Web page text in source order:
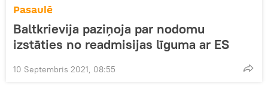
Pasaulē
Baltkrievija paziņoja par nodomu
izstāties no readmisijas līguma ar ES
10 Septembris 2021, 08:55